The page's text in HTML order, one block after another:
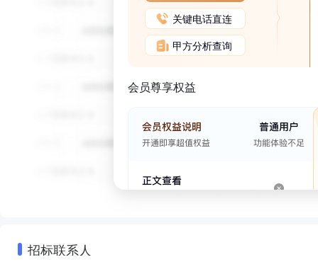
关键电话直连
甲方分析查询
会员尊享权益
招标联系人